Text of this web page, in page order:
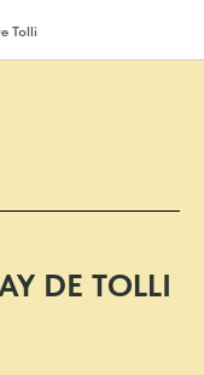
Tolli
DE TOLLI